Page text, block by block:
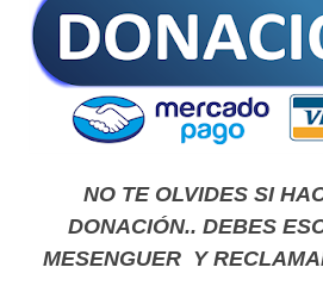
NO TE OLVIDES SI
DONACIÓN.. DEBES
MESENGUER Y